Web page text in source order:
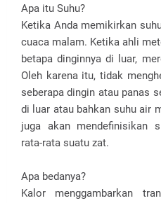
Apa itu Suhu?
Ketika Anda memikirkan
cuaca malam. Ketika ahli
betapa dinginnya di luar,
Oleh karena itu, tidak
seberapa dingin atau panas
di luar atau bahkan suhu air
juga akan mendefinisikan
rata-rata suatu zat.
Apa bedanya?
Kalor menggambarkan